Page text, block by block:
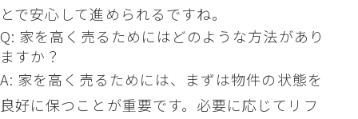
とで安心して進められるですね。
Q: 家を高く売るためにはどのような方法があり
ますか？
A: 家を高く売るためには、まずは物件の状態を
良好に保つことが重要です。必要に応じてリフ